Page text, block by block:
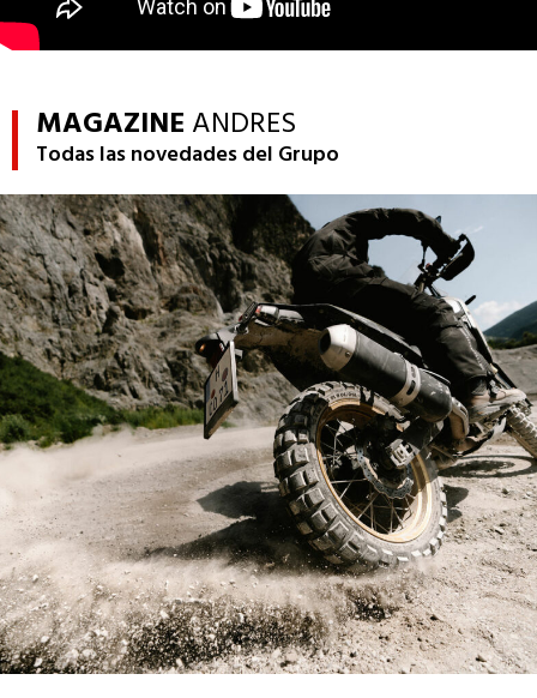
MAGAZINE ANDRES
Todas las novedades del Grupo